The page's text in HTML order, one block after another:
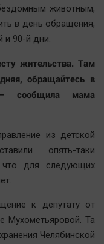
животным,
в день обращения,
и 90-й дни.
жительства. Там
обращайтесь в
— сообщила мама
из детской
опять-таки
что для следующих
к депутату от
Мухометьяровой. Та
Челябинской